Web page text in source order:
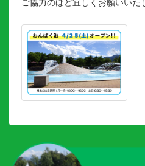
ご協力のほど宜しくお願いいた